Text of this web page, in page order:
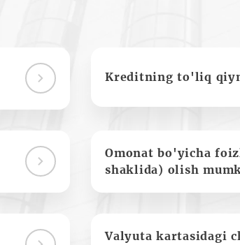
Kreditning to'liq
Omonat bo'yicha
shaklida) olish
Valyuta kartasidagi